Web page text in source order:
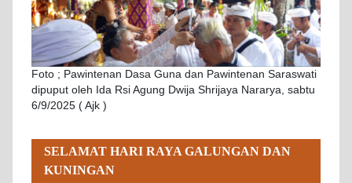
Foto ; Pawintenan Dasa Guna dan Pawintenan Saraswati
dipuput oleh Ida Rsi Agung Dwija Shrijaya Nararya, sabtu
6/9/2025 ( Ajk )
SELAMAT HARI RAYA GALUNGAN DAN
KUNINGAN